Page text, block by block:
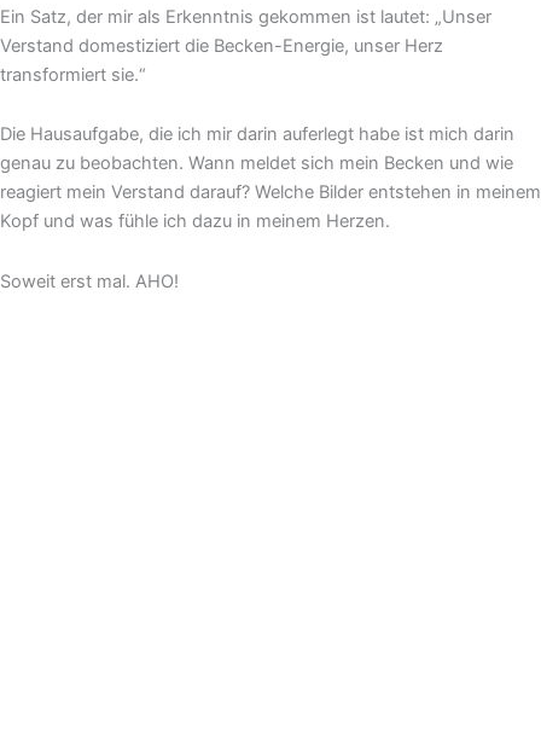
Ein Satz, der mir als Erkenntnis gekommen ist lautet: „Unser
Verstand domestiziert die Becken-Energie, unser Herz
transformiert sie.“
Die Hausaufgabe, die ich mir darin auferlegt habe ist mich darin
genau zu beobachten. Wann meldet sich mein Becken und wie
reagiert mein Verstand darauf? Welche Bilder entstehen in meinem
Kopf und was fühle ich dazu in meinem Herzen.
Soweit erst mal. AHO!